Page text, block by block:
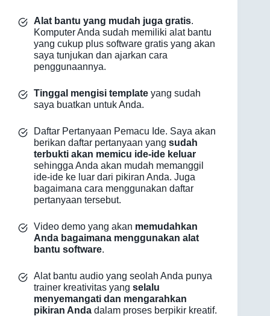
Alat bantu yang mudah juga gratis.
Komputer Anda sudah memiliki alat bantu
yang cukup plus software gratis yang akan
saya tunjukan dan ajarkan cara
penggunaannya.
Tinggal mengisi template yang sudah
saya buatkan untuk Anda.
Daftar Pertanyaan Pemacu Ide. Saya akan
berikan daftar pertanyaan yang sudah
terbukti akan memicu ide-ide keluar
sehingga Anda akan mudah memanggil
ide-ide ke luar dari pikiran Anda. Juga
bagaimana cara menggunakan daftar
pertanyaan tersebut.
Video demo yang akan memudahkan
Anda bagaimana menggunakan alat
bantu software.
Alat bantu audio yang seolah Anda punya
trainer kreativitas yang selalu
menyemangati dan mengarahkan
pikiran Anda dalam proses berpikir kreatif.